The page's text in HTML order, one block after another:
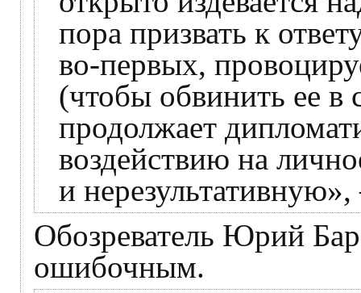
пора призвать к
во-первых,
(чтобы обвинить ее в
продолжает
воздействию на
и
Обозреватель Юрий
ошибочным.